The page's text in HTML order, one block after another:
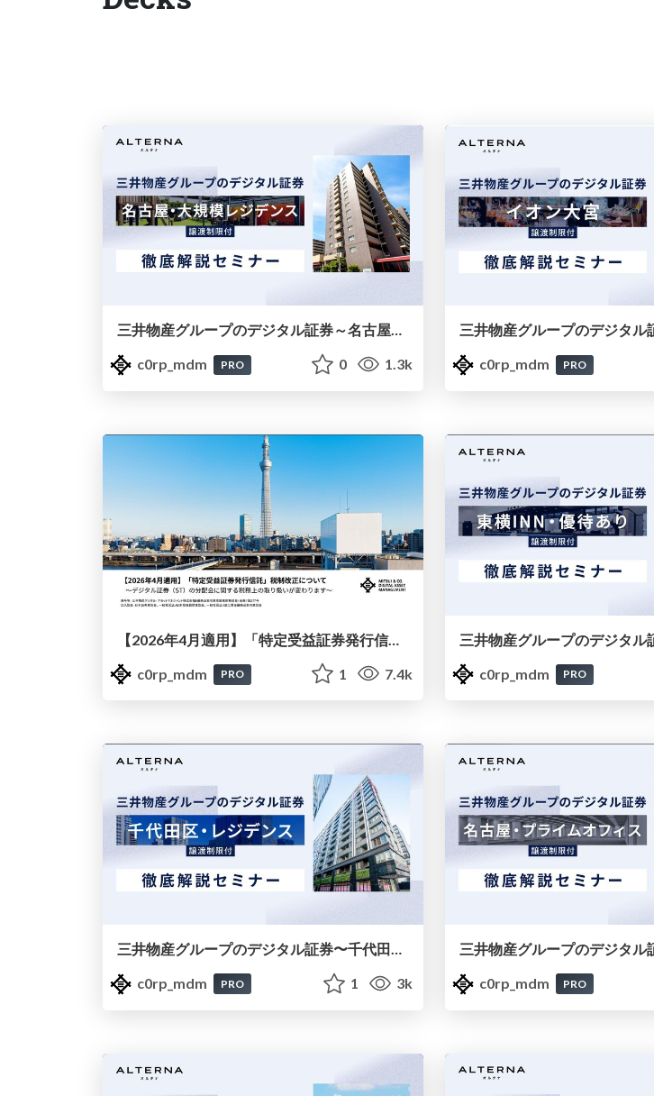
三井物産グループのデジタル証券～名古屋・大規模レジデンス～徹底解説セミナー
c0rp_mdm
PRO 0 1.3k
c0rp_mdm
PRO
【2026年4月適用】「特定受益証券発行信託」税制改正について（オルタナのお客様向け）
c0rp_mdm
PRO 1 7.4k
c0rp_mdm
PRO
c0rp_mdm
PRO 1 3k
c0rp_mdm
PRO